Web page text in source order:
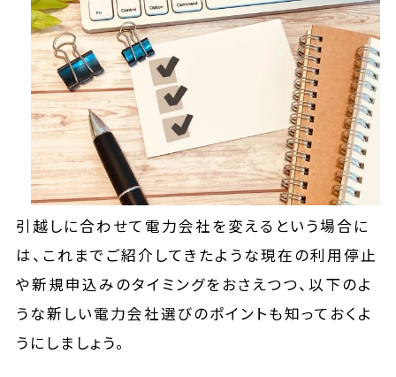
引越しに合わせて電力会社を変えるという場合に
は、これまでご紹介してきたような現在の利用停止
や新規申込みのタイミングをおさえつつ、以下のよ
うな新しい電力会社選びのポイントも知っておくよ
うにしましょう。